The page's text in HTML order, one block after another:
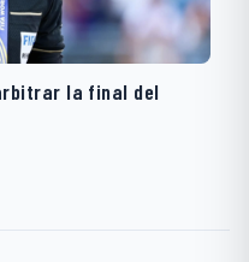
la final del